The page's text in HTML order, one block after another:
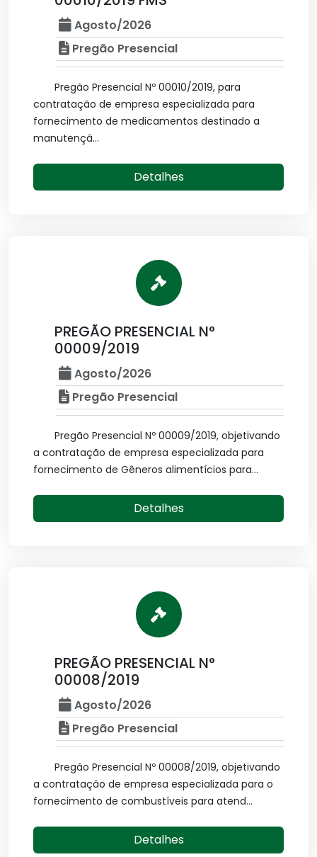
Agosto/2026
Pregão Presencial
Pregão Presencial Nº 00010/2019, para
contratação de empresa especializada para
fornecimento de medicamentos destinado a
manutençã...
Detalhes
PREGÃO PRESENCIAL N°
00009/2019
Agosto/2026
Pregão Presencial
Pregão Presencial Nº 00009/2019, objetivando
a contratação de empresa especializada para
fornecimento de Gêneros alimentícios para...
Detalhes
PREGÃO PRESENCIAL N°
00008/2019
Agosto/2026
Pregão Presencial
Pregão Presencial Nº 00008/2019, objetivando
a contratação de empresa especializada para o
fornecimento de combustíveis para atend...
Detalhes